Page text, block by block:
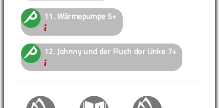
11. Wärmepumpe 5+
12. Johnny und der Fluch der Unke 7+